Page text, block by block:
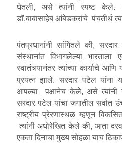
घेतली, असे त्यांनी स्पष्ट केले.
डॉ.बाबासाहेब आंबेडकरांचे पंचतीर्थ
पंतप्रधानांनी सांगितले की,
संस्थानांत विभागलेल्या भारताला
स्वातंत्र्यानंतर त्यांच्या कार्याचे
प्रयत्न झाले. सरदार पटेल यांना
आपल्या पक्षानेच केले, असे त्यांनी
सरदार पटेल यांचा जगातील सर्वात
राष्ट्रीय प्रेरणास्थळ म्हणून
त्यांनी अधोरेखित केले की, आता
एकता दिनाचा मुख्य सोहळा याच